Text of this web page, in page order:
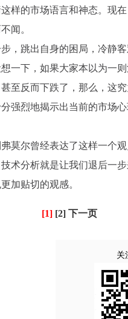
样的市场语言和神态。现
闻。
跳出自身的困局，冷静客
一下，如果大家本以为一
至反而下跌了，那么，这
强烈地揭示出当前的市场
莫尔曾经表达了这样一个
术分析就是让我们退后一
加贴切的观感。
[1] [2] 下一页
关